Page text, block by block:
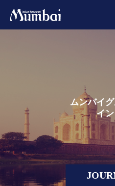
ムンバイグ
インドに